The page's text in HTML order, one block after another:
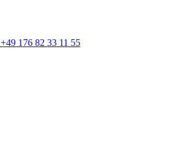
+49 176 82 33 11 55